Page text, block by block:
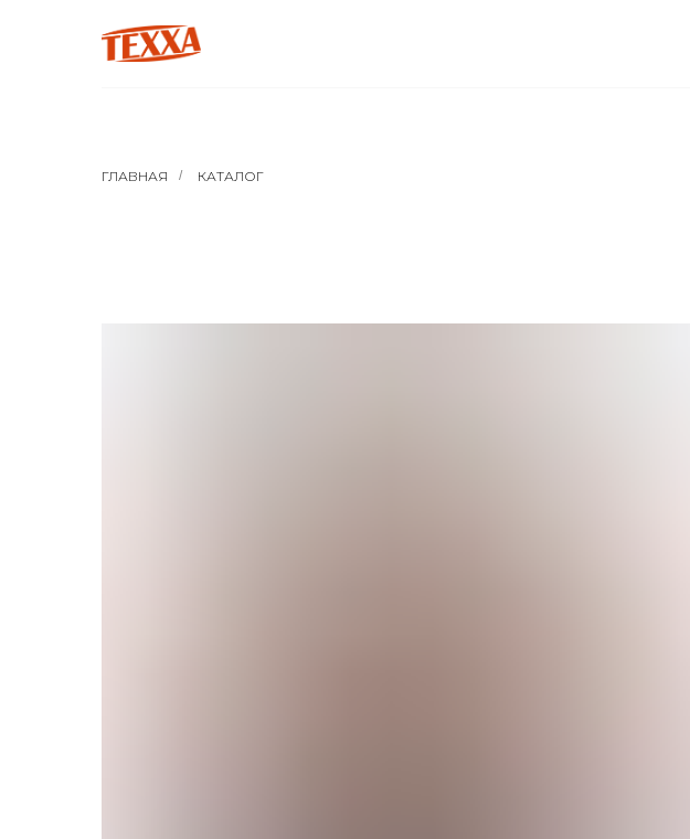
ГЛАВНАЯ / КАТАЛОГ